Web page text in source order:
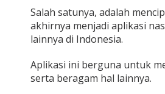
Salah satunya, adalah
akhirnya menjadi aplikasi
lainnya di Indonesia.
Aplikasi ini berguna untuk
serta beragam hal lainnya.